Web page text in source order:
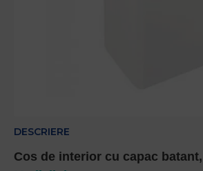
DESCRIERE
Cos de interior cu capac